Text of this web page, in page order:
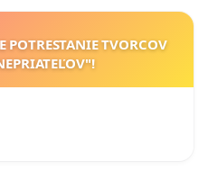
POTRESTANIE TVORCOV